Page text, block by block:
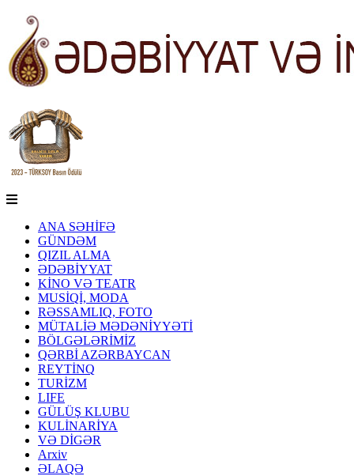
ANA SƏHİFƏ
GÜNDƏM
QIZIL ALMA
ƏDƏBİYYAT
KİNO VƏ TEATR
MUSİQİ, MODA
RƏSSAMLIQ, FOTO
MÜTALİƏ MƏDƏNİYYƏTİ
BÖLGƏLƏRİMİZ
QƏRBİ AZƏRBAYCAN
REYTİNQ
TURİZM
LIFE
GÜLÜŞ KLUBU
KULİNARİYA
VƏ DİGƏR
Arxiv
ƏLAQƏ